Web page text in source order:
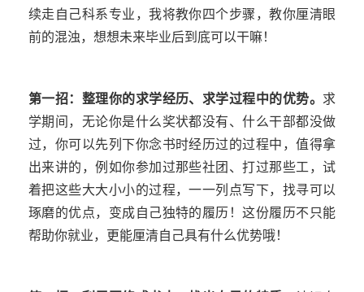
续走自己科系专业，我将教你四个步骤，教你厘清眼
前的混浊，想想未来毕业后到底可以干嘛！
第一招：整理你的求学经历、求学过程中的优势。 求
学期间，无论你是什么奖状都没有、什么干部都没做
过，你可以先列下你念书时经历过的过程中，值得拿
出来讲的，例如你参加过那些社团、打过那些工，试
着把这些大大小小的过程，一一列点写下，找寻可以
琢磨的优点，变成自己独特的履历！这份履历不只能
帮助你就业，更能厘清自己具有什么优势哦！